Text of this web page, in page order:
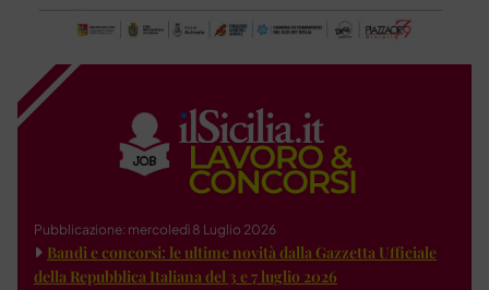
Pubblicazione: mercoledì 8 Luglio 2026
Bandi e concorsi: le ultime novità dalla Gazzetta Ufficiale
della Repubblica Italiana del 3 e 7 luglio 2026